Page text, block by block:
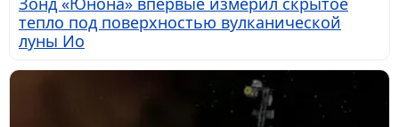
тепло под поверхностью вулканической
луны Ио